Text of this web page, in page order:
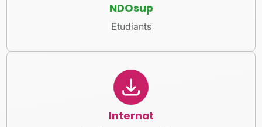
NDOsup
Etudiants
Internat